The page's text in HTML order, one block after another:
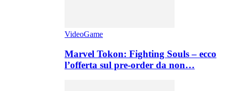
VideoGame
Marvel Tokon: Fighting Souls – ecco
l’offerta sul pre-order da non…